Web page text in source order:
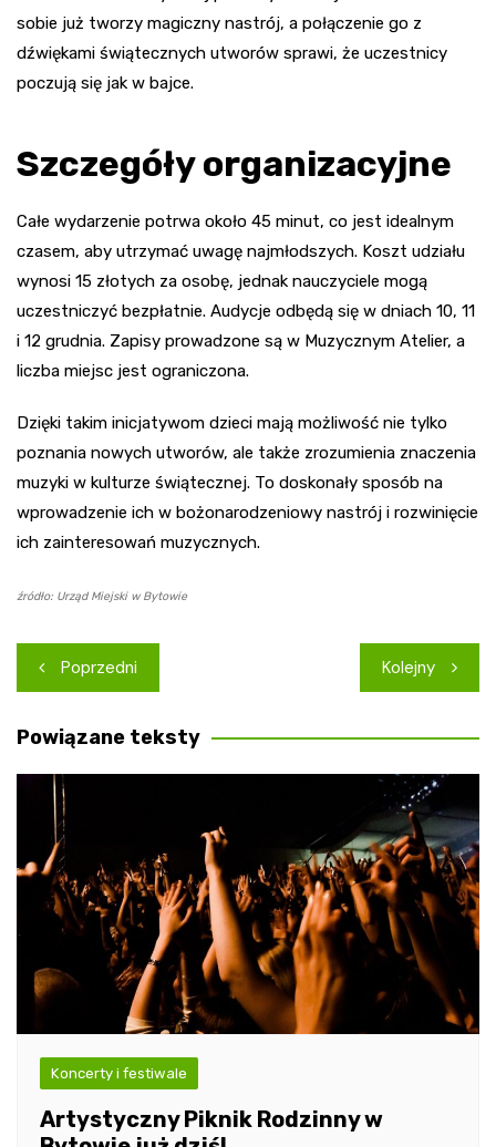
sobie już tworzy magiczny nastrój, a połączenie go z
dźwiękami świątecznych utworów sprawi, że uczestnicy
poczują się jak w bajce.
Szczegóły organizacyjne
Całe wydarzenie potrwa około 45 minut, co jest idealnym
czasem, aby utrzymać uwagę najmłodszych. Koszt udziału
wynosi 15 złotych za osobę, jednak nauczyciele mogą
uczestniczyć bezpłatnie. Audycje odbędą się w dniach 10, 11
i 12 grudnia. Zapisy prowadzone są w Muzycznym Atelier, a
liczba miejsc jest ograniczona.
Dzięki takim inicjatywom dzieci mają możliwość nie tylko
poznania nowych utworów, ale także zrozumienia znaczenia
muzyki w kulturze świątecznej. To doskonały sposób na
wprowadzenie ich w bożonarodzeniowy nastrój i rozwinięcie
ich zainteresowań muzycznych.
źródło: Urząd Miejski w Bytowie
Nawigacja
wpisu
Poprzedni Kolejny
Powiązane teksty
Koncerty i festiwale
Artystyczny Piknik Rodzinny w